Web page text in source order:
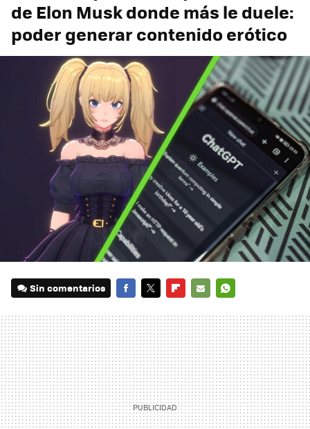
de Elon Musk donde más le duele:
poder generar contenido erótico
Sin comentarios
MAIL